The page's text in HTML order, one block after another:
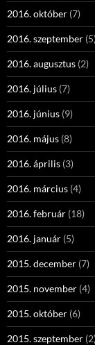
2016. október (7)
2016. szeptember
2016. augusztus (2)
2016. július (7)
2016. június (9)
2016. május (8)
2016. április (3)
2016. március (4)
2016. február (18)
2016. január (5)
2015. december (7)
2015. november (4)
2015. október (6)
2015. szeptember